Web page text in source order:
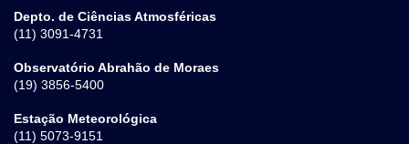
Depto. de Ciências Atmosféricas
(11) 3091-4731
Observatório Abrahão de Moraes
(19) 3856-5400
Estação Meteorológica
(11) 5073-9151